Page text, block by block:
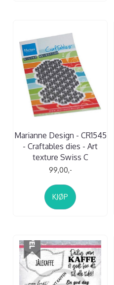
Marianne Design - CR1545
- Craftables dies - Art
texture Swiss C
99,00,-
KJØP